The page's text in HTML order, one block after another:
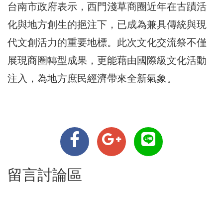
台南市政府表示，西門淺草商圈近年在古蹟活
化與地方創生的挹注下，已成為兼具傳統與現
代文創活力的重要地標。此次文化交流祭不僅
展現商圈轉型成果，更能藉由國際級文化活動
注入，為地方庶民經濟帶來全新氣象。
留言討論區